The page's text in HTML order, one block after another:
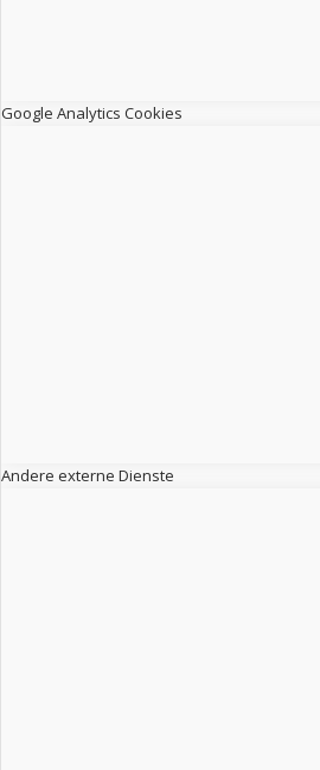
Google Analytics Cookies
Andere externe Dienste